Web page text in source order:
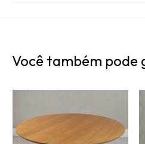
Você também pode